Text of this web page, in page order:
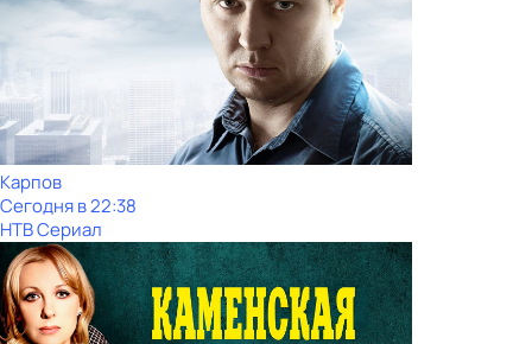
Карпов
Сегодня в 22:38
НТВ Сериал